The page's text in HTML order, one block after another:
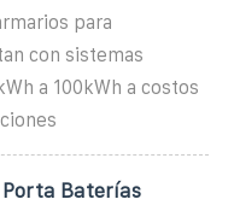
para
con sistemas
a 100kWh a costos
Baterías